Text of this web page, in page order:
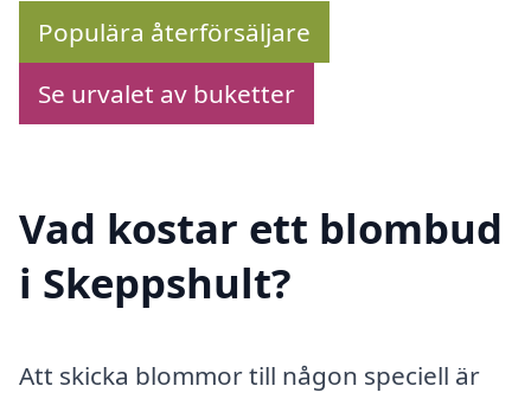
Populära återförsäljare
Se urvalet av buketter
Vad kostar ett blombud
i Skeppshult?
Att skicka blommor till någon speciell är